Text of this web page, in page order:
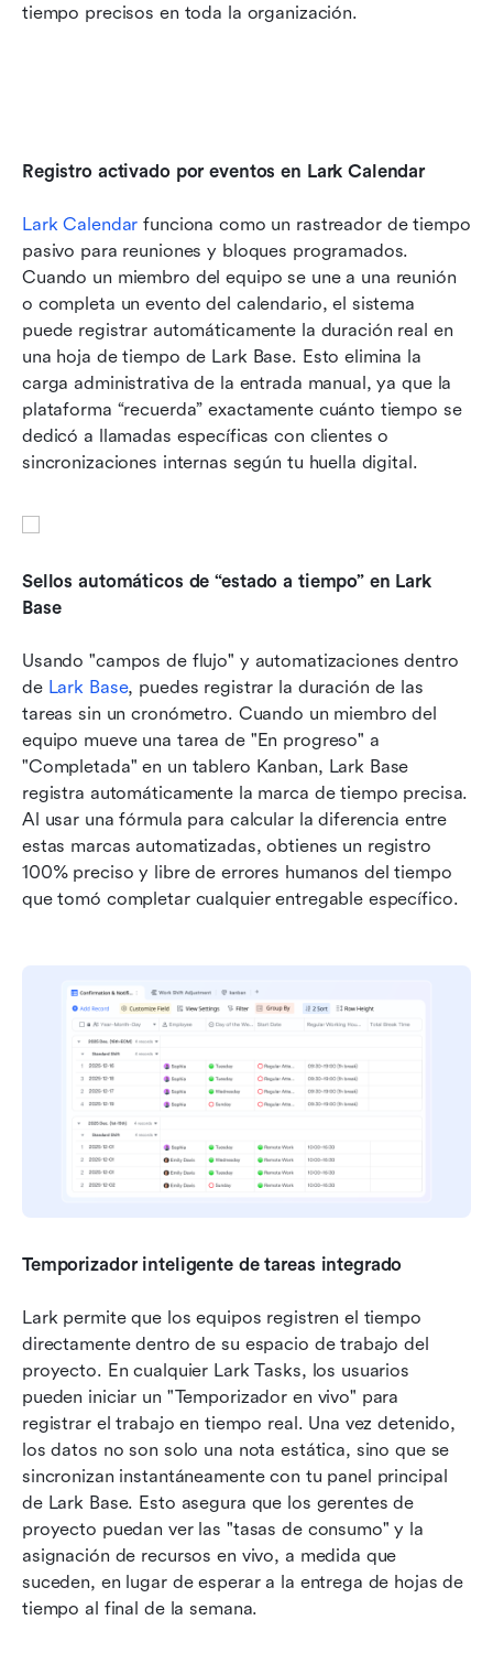
tiempo precisos en toda la organización.
Registro activado por eventos en Lark Calendar
Lark Calendar funciona como un rastreador de tiempo
pasivo para reuniones y bloques programados.
Cuando un miembro del equipo se une a una reunión
o completa un evento del calendario, el sistema
puede registrar automáticamente la duración real en
una hoja de tiempo de Lark Base. Esto elimina la
carga administrativa de la entrada manual, ya que la
plataforma “recuerda” exactamente cuánto tiempo se
dedicó a llamadas específicas con clientes o
sincronizaciones internas según tu huella digital.
Sellos automáticos de “estado a tiempo” en Lark
Base
Usando "campos de flujo" y automatizaciones dentro
de Lark Base, puedes registrar la duración de las
tareas sin un cronómetro. Cuando un miembro del
equipo mueve una tarea de "En progreso" a
"Completada" en un tablero Kanban, Lark Base
registra automáticamente la marca de tiempo precisa.
Al usar una fórmula para calcular la diferencia entre
estas marcas automatizadas, obtienes un registro
100% preciso y libre de errores humanos del tiempo
que tomó completar cualquier entregable específico.
Temporizador inteligente de tareas integrado
Lark permite que los equipos registren el tiempo
directamente dentro de su espacio de trabajo del
proyecto. En cualquier Lark Tasks, los usuarios
pueden iniciar un "Temporizador en vivo" para
registrar el trabajo en tiempo real. Una vez detenido,
los datos no son solo una nota estática, sino que se
sincronizan instantáneamente con tu panel principal
de Lark Base. Esto asegura que los gerentes de
proyecto puedan ver las "tasas de consumo" y la
asignación de recursos en vivo, a medida que
suceden, en lugar de esperar a la entrega de hojas de
tiempo al final de la semana.